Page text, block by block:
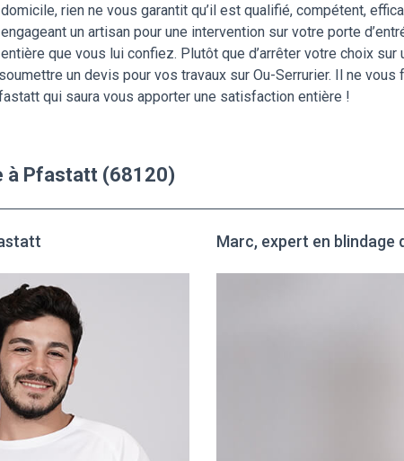
domicile, rien ne vous garantit qu’il est qualifié, compétent,
engageant un artisan pour une intervention sur votre porte
entière que vous lui confiez. Plutôt que d’arrêter votre choix
un devis pour vos travaux sur Ou-Serrurier. Il ne
qui saura vous apporter une satisfaction entière !
à Pfastatt (68120)
Marc, expert en